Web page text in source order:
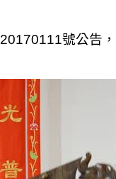
20170111號公告